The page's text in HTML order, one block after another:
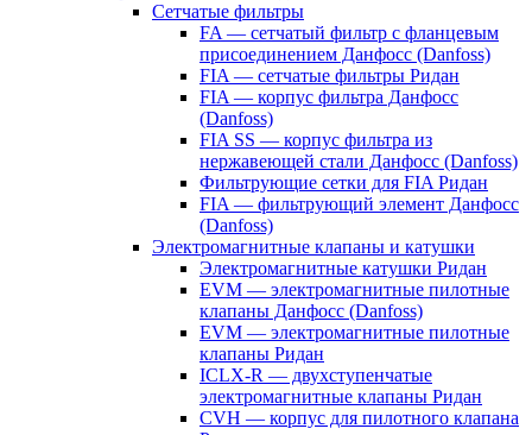
Сетчатые фильтры
FA — сетчатый фильтр с фланцевым
присоединением Данфосс (Danfoss)
FIA — сетчатые фильтры Ридан
FIA — корпус фильтра Данфосс
(Danfoss)
FIA SS — корпус фильтра из
нержавеющей стали Данфосс (Danfoss)
Фильтрующие сетки для FIA Ридан
FIA — фильтрующий элемент Данфосс
(Danfoss)
Электромагнитные клапаны и катушки
Электромагнитные катушки Ридан
EVM — электромагнитные пилотные
клапаны Данфосс (Danfoss)
EVM — электромагнитные пилотные
клапаны Ридан
ICLX-R — двухступенчатые
электромагнитные клапаны Ридан
CVH — корпус для пилотного клапана